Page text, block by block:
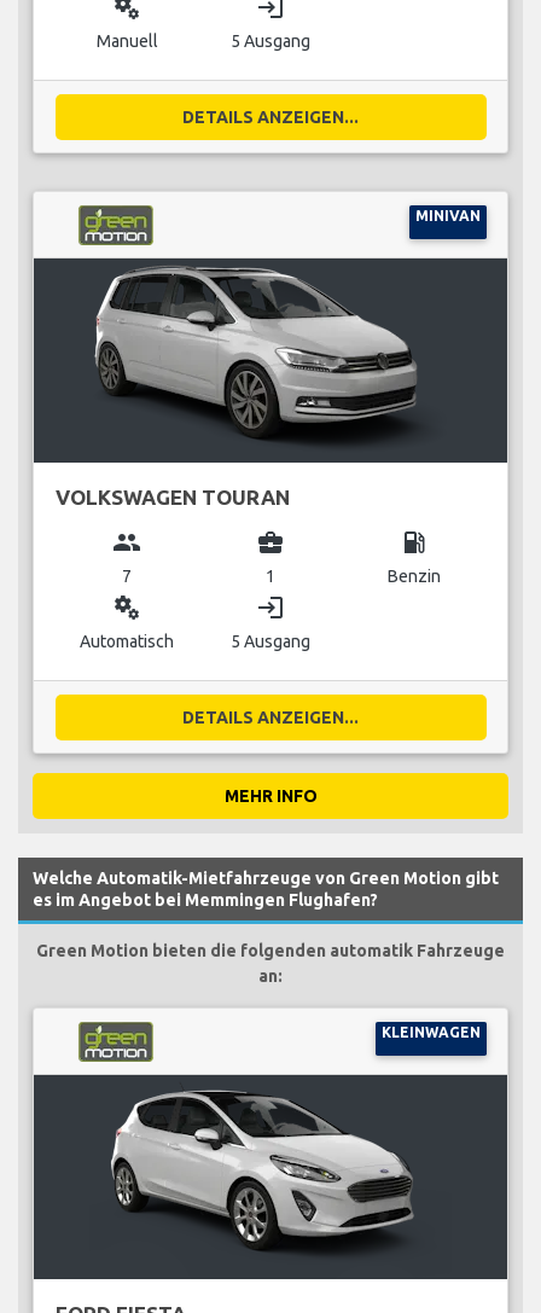
miscellaneous_services
Manuell
login
5 Ausgang
DETAILS ANZEIGEN...
MINIVAN
VOLKSWAGEN TOURAN
group
7
business_center
1
local_gas_station
Benzin
miscellaneous_services
Automatisch
login
5 Ausgang
DETAILS ANZEIGEN...
MEHR INFO
Welche Automatik-Mietfahrzeuge von Green Motion gibt
es im Angebot bei Memmingen Flughafen?
Green Motion bieten die folgenden automatik Fahrzeuge
an:
KLEINWAGEN